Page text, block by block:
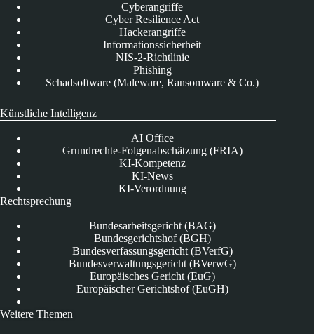
Cyberangriffe
Cyber Resilience Act
Hackerangriffe
Informationssicherheit
NIS-2-Richtlinie
Phishing
Schadsoftware (Maleware, Ransomware & Co.)
Künstliche Intelligenz
AI Office
Grundrechte-Folgenabschätzung (FRIA)
KI-Kompetenz
KI-News
KI-Verordnung
Rechtsprechung
Bundesarbeitsgericht (BAG)
Bundesgerichtshof (BGH)
Bundesverfassungsgericht (BVerfG)
Bundesverwaltungsgericht (BVerwG)
Europäisches Gericht (EuG)
Europäischer Gerichtshof (EuGH)
Weitere Themen